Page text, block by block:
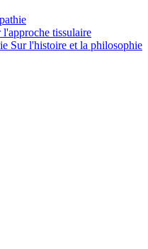
l'approche tissulaire
Sur l'histoire et la philosophie